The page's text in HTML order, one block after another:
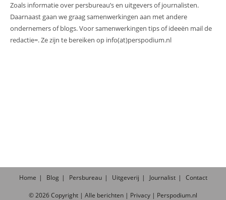
Zoals informatie over persbureau’s en uitgevers of journalisten.
Daarnaast gaan we graag samenwerkingen aan met andere
ondernemers of blogs. Voor samenwerkingen tips of ideeën mail de
redactie=. Ze zijn te bereiken op info(at)perspodium.nl
Home Blog Persbureau Uitgeverij Journalist Contact
©2026Copyright | Alle berichten | Privacy | Perspodium.nl